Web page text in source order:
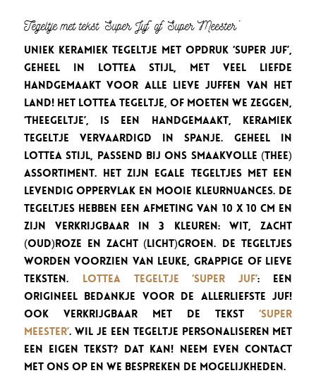
Tegeltje met tekst ‘Super Juf’ of ‘Super Meester’
Uniek keramiek tegeltje met opdruk ‘Super Juf’,
geheel in Lottea stijl, met veel liefde
handgemaakt voor alle lieve juffen van het
land! Het Lottea Tegeltje, of moeten we zeggen,
‘THEEgeltje’, is een handgemaakt, keramiek
tegeltje vervaardigd in Spanje. Geheel in
Lottea stijl, passend bij ons smaakvolle (thee)
assortiment. Het zijn egale tegeltjes met een
levendig oppervlak en mooie kleurnuances. De
tegeltjes hebben een afmeting van 10 x 10 cm en
zijn verkrijgbaar in 3 kleuren: wit, zacht
(oud)roze en zacht (licht)groen. De tegeltjes
worden voorzien van leuke, grappige of lieve
teksten. Lottea Tegeltje ‘Super Juf’: een
origineel bedankje voor de allerliefste juf!
Ook verkrijgbaar met de tekst‘Super
Meester’. Wil je een tegeltje personaliseren met
een eigen tekst? Dat kan! Neem even contact
met ons op en we bespreken de mogelijkheden.